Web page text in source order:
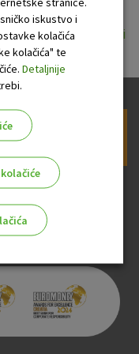
kreditu - OTPrvi
iskustvo i
kolačića
kolačića" te
Detaljnije